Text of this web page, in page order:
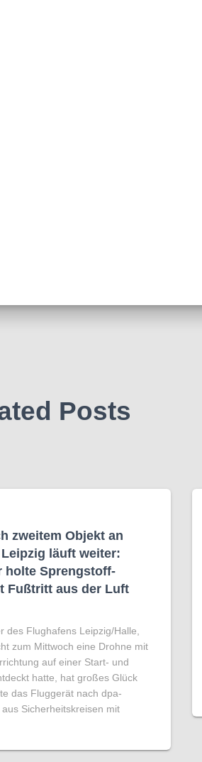
Posts
zweitem Objekt an
läuft weiter:
holte Sprengstoff-
Fußtritt aus der Luft
des Flughafens Leipzig/Halle,
zum Mittwoch eine Drohne mit
auf einer Start- und
hatte, hat großes Glück
das Fluggerät nach dpa-
Sicherheitskreisen mit